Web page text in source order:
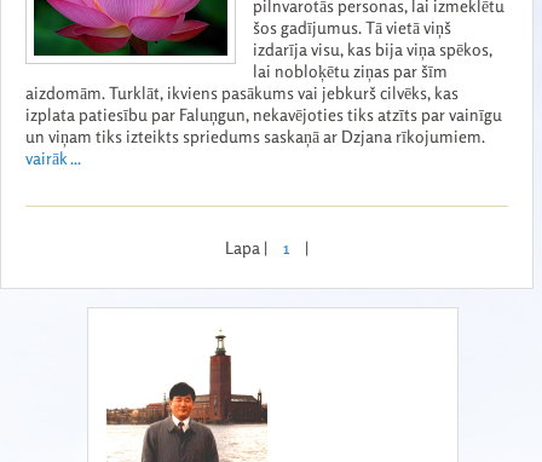
pilnvarotās personas, lai izmeklētu
šos gadījumus. Tā vietā viņš
izdarīja visu, kas bija viņa spēkos,
lai nobloķētu ziņas par šīm
aizdomām. Turklāt, ikviens pasākums vai jebkurš cilvēks, kas
izplata patiesību par Faluņgun, nekavējoties tiks atzīts par vainīgu
un viņam tiks izteikts spriedums saskaņā ar Dzjana rīkojumiem.
vairāk ...
Lapa | 1 |